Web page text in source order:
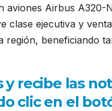
aviones Airbus A320-
clase ejecutiva y
región, beneficiando
y recibe las
clic en el